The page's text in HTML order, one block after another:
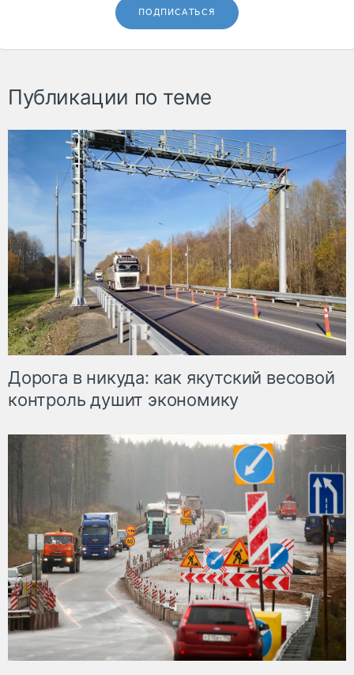
ПОДПИСАТЬСЯ
Публикации по теме
Дорога в никуда: как якутский весовой
контроль душит экономику